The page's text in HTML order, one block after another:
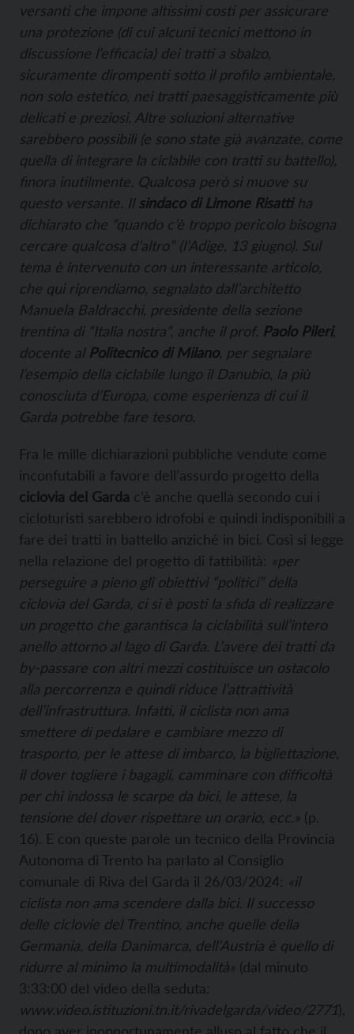
versanti che impone altissimi costi per assicurare
una protezione (di cui alcuni tecnici mettono in
discussione l’efficacia) dei tratti a sbalzo,
sicuramente dirompenti sotto il profilo ambientale,
non solo estetico, nei tratti paesaggisticamente più
delicati e preziosi. Altre soluzioni alternative
sarebbero possibili (e sono state già avanzate, come
quella di integrare la ciclabile con tratti su battello),
finora inutilmente. Qualcosa però si muove su
questo versante. Ilsindaco di Limone Risattiha
dichiarato che “quando c’è troppo pericolo bisogna
cercare qualcosa d’altro” (l’Adige, 13 giugno). Sul
tema è intervenuto con un interessante articolo,
che qui riprendiamo, segnalato dall’architetto
Manuela Baldracchi, presidente della sezione
trentina di “Italia nostra”, anche il prof. Paolo Pileri,
docente al Politecnico di Milano, per segnalare
l’esempio della ciclabile lungo il Danubio, la più
conosciuta d’Europa, come esperienza di cui il
Garda potrebbe fare tesoro.
Fra le mille dichiarazioni pubbliche vendute come
inconfutabili a favore dell’assurdo progetto della
ciclovia del Garda c’è anche quella secondo cui i
cicloturisti sarebbero idrofobi e quindi indisponibili a
fare dei tratti in battello anziché in bici. Così si legge
nella relazione del progetto di fattibilità: «per
perseguire a pieno gli obiettivi “politici” della
ciclovia del Garda, ci si è posti la sfida di realizzare
un progetto che garantisca la ciclabilità sull’intero
anello attorno al lago di Garda. L’avere dei tratti da
by-passare con altri mezzi costituisce un ostacolo
alla percorrenza e quindi riduce l’attrattività
dell’infrastruttura. Infatti, il ciclista non ama
smettere di pedalare e cambiare mezzo di
trasporto, per le attese di imbarco, la bigliettazione,
il dover togliere i bagagli, camminare con difficoltà
per chi indossa le scarpe da bici, le attese, la
tensione del dover rispettare un orario, ecc.» (p.
16). E con queste parole un tecnico della Provincia
Autonoma di Trento ha parlato al Consiglio
comunale di Riva del Garda il 26/03/2024: «il
ciclista non ama scendere dalla bici. Il successo
delle ciclovie del Trentino, anche quelle della
Germania, della Danimarca, dell’Austria è quello di
ridurre al minimo la multimodalità» (dal minuto
3:33:00 del video della seduta:
www.video.istituzioni.tn.it/rivadelgarda/video/2771),